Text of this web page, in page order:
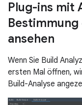
Plug-ins mit
ansehen
Wenn Sie Build
ersten Mal öffnen,
Build-Analyse